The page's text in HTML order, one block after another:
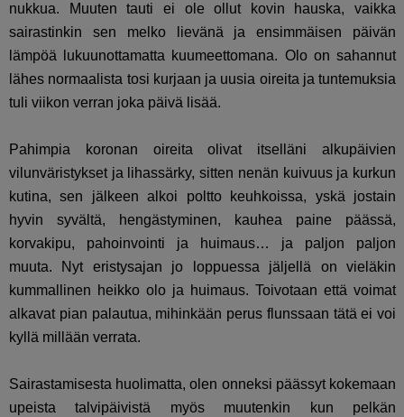
nukkua. Muuten tauti ei ole ollut kovin hauska, vaikka
sairastinkin sen melko lievänä ja ensimmäisen päivän
lämpöä lukuunottamatta kuumeettomana. Olo on sahannut
lähes normaalista tosi kurjaan ja uusia oireita ja tuntemuksia
tuli viikon verran joka päivä lisää.
Pahimpia koronan oireita olivat itselläni alkupäivien
vilunväristykset ja lihassärky, sitten nenän kuivuus ja kurkun
kutina, sen jälkeen alkoi poltto keuhkoissa, yskä jostain
hyvin syvältä, hengästyminen, kauhea paine päässä,
korvakipu, pahoinvointi ja huimaus… ja paljon paljon
muuta. Nyt eristysajan jo loppuessa jäljellä on vieläkin
kummallinen heikko olo ja huimaus. Toivotaan että voimat
alkavat pian palautua, mihinkään perus flunssaan tätä ei voi
kyllä millään verrata.
Sairastamisesta huolimatta, olen onneksi päässyt kokemaan
upeista talvipäivistä myös muutenkin kun pelkän